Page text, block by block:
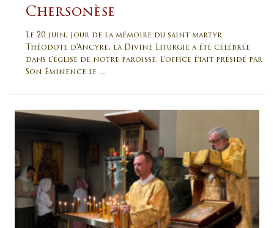
Chersonèse
Le 20 juin, jour de la mémoire du saint martyr
Théodote d’Ancyre, la Divine Liturgie a été célébrée
dans l’église de notre paroisse. L’office était présidé par
Son Éminence le …